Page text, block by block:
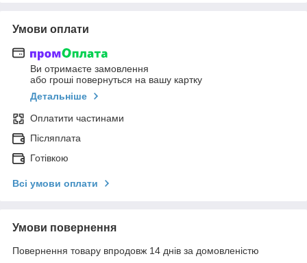
Умови оплати
Ви отримаєте замовлення
або гроші повернуться на вашу картку
Детальніше
Оплатити частинами
Післяплата
Готівкою
Всі умови оплати
Умови повернення
Повернення товару впродовж 14 днів за домовленістю